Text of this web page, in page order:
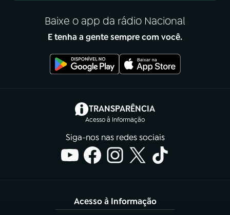
Baixe o app da rádio Nacional
E tenha a gente sempre com você.
TRANSPARÊNCIA
Acesso à Informação
(abre em nova aba)
Siga-nos nas redes sociais
Acesso à Informação